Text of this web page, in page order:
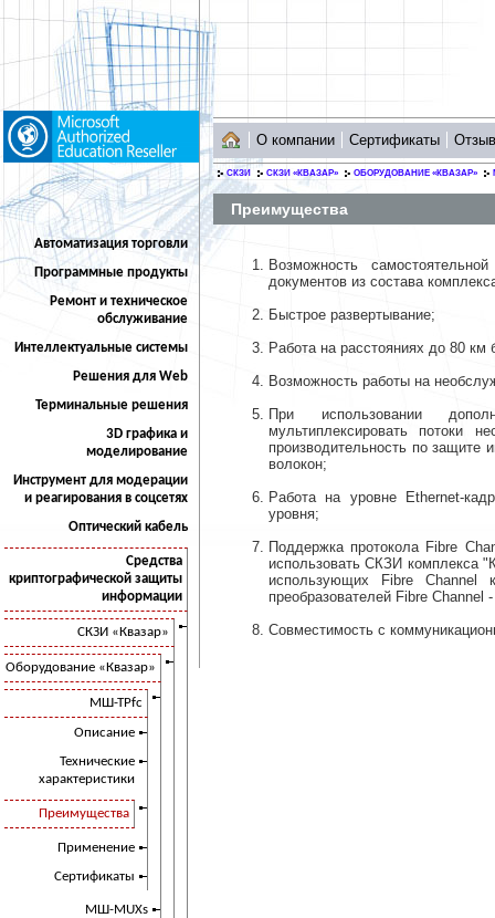
Автоматизация торговли
Программные продукты
Ремонт и техническое
обслуживание
Интеллектуальные системы
Решения для Web
Терминальные решения
3D графика и
моделирование
Инструмент для модерации
и реагирования в соцсетях
Оптический кабель
Средства
криптографической защиты
информации
СКЗИ «Квазар»
Оборудование «Квазар»
МШ-ТРfc
Описание
Технические
характеристики
Преимущества
Применение
Сертификаты
МШ-MUXs
О компании Сертификаты
СКЗИ СКЗИ «КВАЗАР» ОБОРУДОВАНИЕ «КВАЗАР»
Преимущества
Возможность
документов из состава
Быстрое развертывание;
Работа на расстояниях до 80 км
Возможность работы на
При использовании
мультиплексировать потоки
производительность по защите
волокон;
Работа на уровне Ethernet-
уровня;
Поддержка протокола Fibre
использовать СКЗИ комплекса
использующих Fibre Channel
преобразователей Fibre Channel
Совместимость с